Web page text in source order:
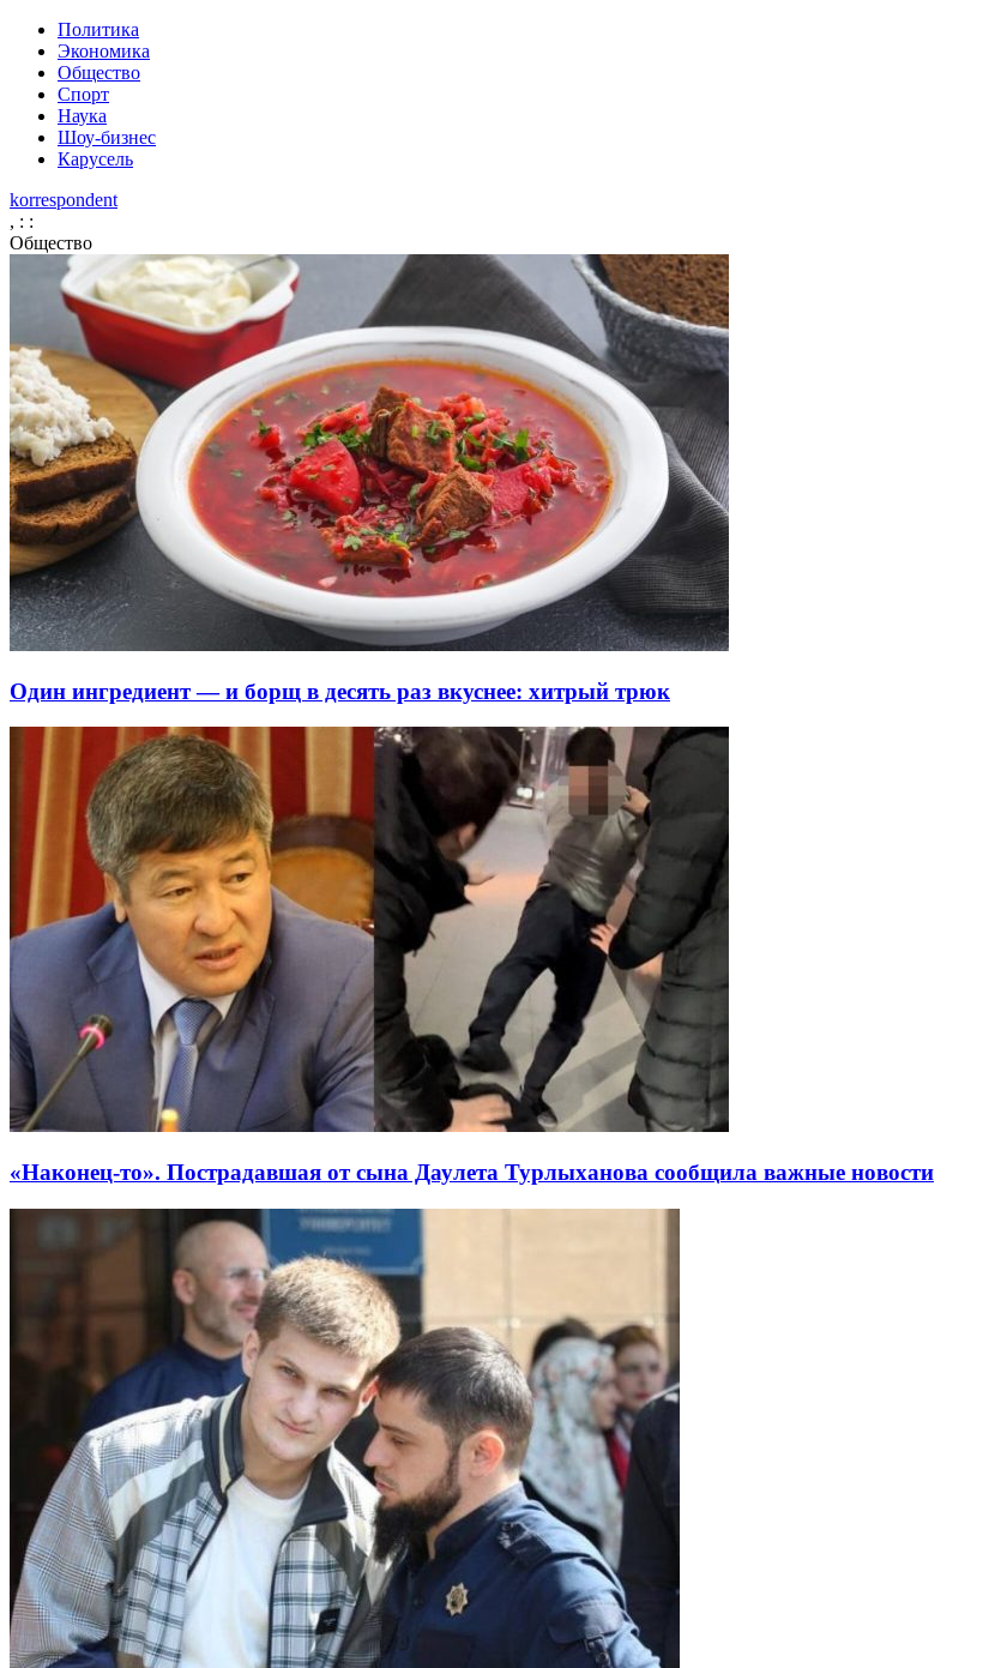
Политика
Экономика
Общество
Спорт
Наука
Шоу-бизнес
Карусель
korrespondent
, : :
Общество
Один ингредиент — и борщ в десять раз вкуснее: хитрый трюк
«Наконец-то». Пострадавшая от сына Даулета Турлыханова сообщила важные новости